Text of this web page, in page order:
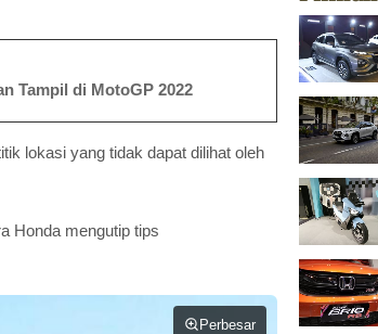
Tampil di MotoGP 2022
lokasi yang tidak dapat dilihat oleh
Honda mengutip tips
Perbesar